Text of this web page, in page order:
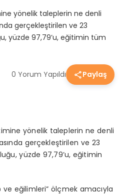
yönelik taleplerin ne denli
gerçekleştirilen ve 23
yüzde 97,79’u, eğitimin tüm
0 Yorum Yapıldı Paylaş
yönelik taleplerin ne denli
gerçekleştirilen ve 23
yüzde 97,79’u, eğitimin
ve eğilimleri” ölçmek amacıyla